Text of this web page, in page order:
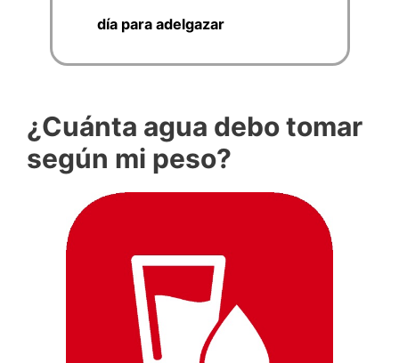
día para adelgazar
¿Cuánta agua debo tomar
según mi peso?